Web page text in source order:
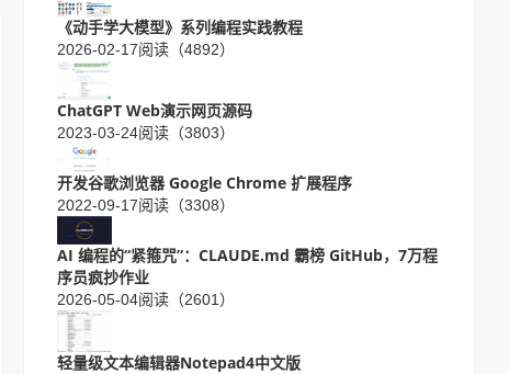
《动手学大模型》系列编程实践教程
2026-02-17阅读（4892）
ChatGPT Web演示网页源码
2023-03-24阅读（3803）
开发谷歌浏览器 Google Chrome 扩展程序
2022-09-17阅读（3308）
AI 编程的“紧箍咒”：CLAUDE.md 霸榜 GitHub，7万程
序员疯抄作业
2026-05-04阅读（2601）
轻量级文本编辑器Notepad4中文版